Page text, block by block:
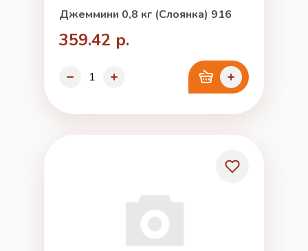
Джеммини 0,8 кг (Слоянка) 916
359.42 р.